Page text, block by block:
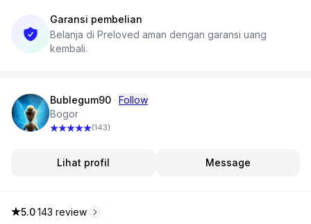
Garansi pembelian
Belanja di Preloved aman dengan garansi uang
kembali.
Bublegum90 · Follow
Bogor
(143)
Lihat profil Message
5.0 dari 5 bintang, dari 143 ulasan
5.0·143 review